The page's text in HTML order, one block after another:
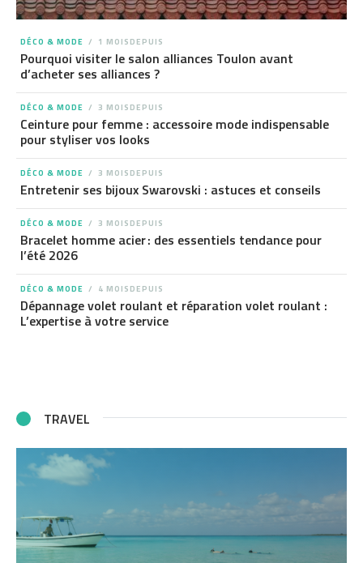
DÉCO & MODE 1 MOISDEPUIS
Pourquoi visiter le salon alliances Toulon avant
d’acheter ses alliances ?
DÉCO & MODE 3 MOISDEPUIS
Ceinture pour femme : accessoire mode indispensable
pour styliser vos looks
DÉCO & MODE 3 MOISDEPUIS
Entretenir ses bijoux Swarovski : astuces et conseils
DÉCO & MODE 3 MOISDEPUIS
Bracelet homme acier : des essentiels tendance pour
l’été 2026
DÉCO & MODE 4 MOISDEPUIS
Dépannage volet roulant et réparation volet roulant :
L’expertise à votre service
TRAVEL